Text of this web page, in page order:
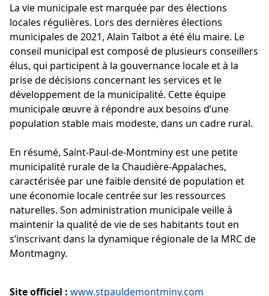
La vie municipale est marquée par des élections
locales régulières. Lors des dernières élections
municipales de 2021, Alain Talbot a été élu maire. Le
conseil municipal est composé de plusieurs conseillers
élus, qui participent à la gouvernance locale et à la
prise de décisions concernant les services et le
développement de la municipalité. Cette équipe
municipale œuvre à répondre aux besoins d’une
population stable mais modeste, dans un cadre rural.
En résumé, Saint-Paul-de-Montminy est une petite
municipalité rurale de la Chaudière-Appalaches,
caractérisée par une faible densité de population et
une économie locale centrée sur les ressources
naturelles. Son administration municipale veille à
maintenir la qualité de vie de ses habitants tout en
s’inscrivant dans la dynamique régionale de la MRC de
Montmagny.
Site officiel : www.stpauldemontminy.com